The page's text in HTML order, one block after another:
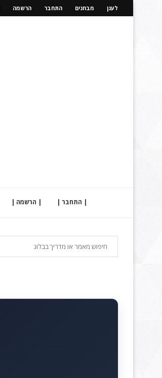
לענן מבחנים התחבר הרשמה
| התחבר | | הרשמה |